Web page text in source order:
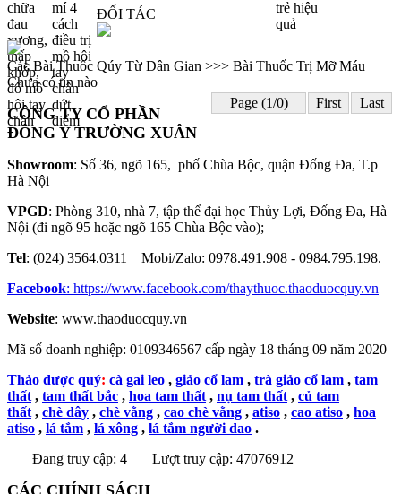
ĐỐI TÁC
Các Bài Thuốc Qúy Từ Dân Gian >>> Bài Thuốc Trị Mỡ Máu
Chưa có tin nào
Page (1/0)
First Last
CÔNG TY CỔ PHẦN
ĐÔNG Y TRƯỜNG XUÂN
Showroom: Số 36, ngõ 165, phố Chùa Bộc, quận Đống Đa, T.p
Hà Nội
VPGD: Phòng 310, nhà 7, tập thể đại học Thủy Lợi, Đống Đa, Hà
Nội (đi ngõ 95 hoặc ngõ 165 Chùa Bộc vào);
Tel: (024) 3564.0311 Mobi/Zalo: 0978.491.908 - 0984.795.198.
Facebook: https://www.facebook.com/thaythuoc.thaoduocquy.vn
Website: www.thaoduocquy.vn
Mã số doanh nghiệp: 0109346567 cấp ngày 18 tháng 09 năm 2020
Thảo dược quý: cà gai leo , giảo cổ lam , trà giảo cổ lam , tam
thất , tam thất bắc , hoa tam thất , nụ tam thất , củ tam
thất , chè dây , chè vằng , cao chè vằng , atiso , cao atiso , hoa
atiso , lá tắm , lá xông , lá tắm người dao .
Đang truy cập: 4
Lượt truy cập: 47076912
CÁC CHÍNH SÁCH